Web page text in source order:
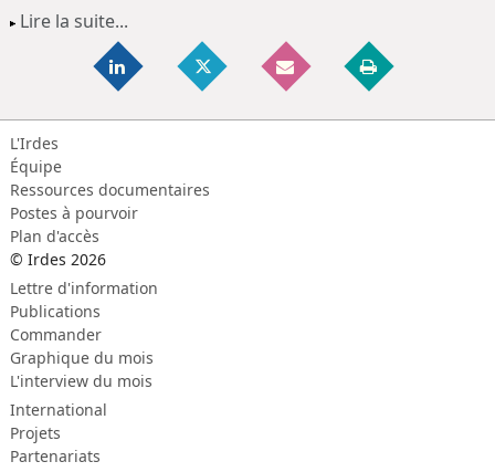
Lire la suite...
L'Irdes
Équipe
Ressources documentaires
Postes à pourvoir
Plan d'accès
© Irdes 2026
Lettre d'information
Publications
Commander
Graphique du mois
L'interview du mois
International
Projets
Partenariats